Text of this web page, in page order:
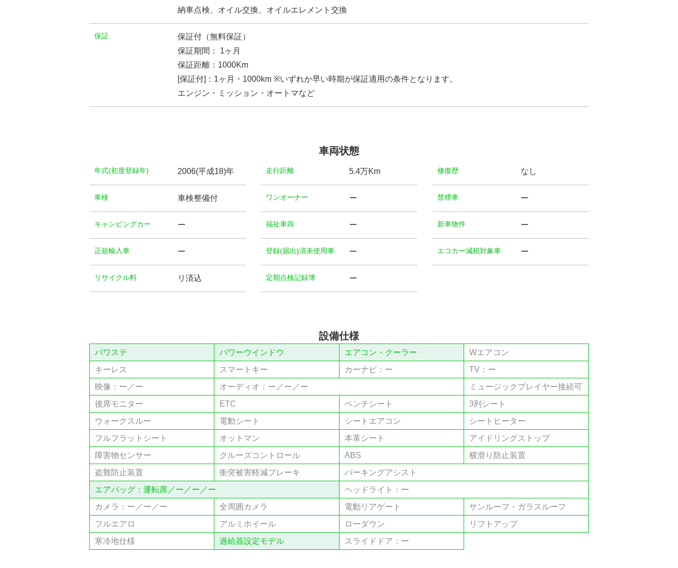
納車点検、オイル交換、オイルエレメント交換
保証
保証付（無料保証）
保証期間： 1ヶ月
保証距離：1000Km
[保証付]：1ヶ月・1000km ※いずれか早い時期が保証適用の条件となります。
エンジン・ミッション・オートマなど
車両状態
年式(初度登録年) 2006(平成18)年 ⾛⾏距離 5.4万Km 修復歴 なし
⾞検 車検整備付 ワンオーナー ー 禁煙⾞ ー
キャンピングカー ー 福祉⾞両 ー 新車物件 ー
正規輸入車 ー 登録(届出)済未使用車 ー エコカー減税対象車 ー
リサイクル料 リ済込 定期点検記録簿 ー
設備仕様
パワステ パワーウインドウ エアコン・クーラー
Wエアコン
キーレス
スマートキー カーナビ：ー
TV：ー
映像：ー／ー
オーディオ：ー／ー／ー
ミュージックプレイヤー接続可
後席モニター
ETC ベンチシート
3列シート
ウォークスルー
電動シート シートエアコン
シートヒーター
フルフラットシート
オットマン 本⾰シート
アイドリングストップ
障害物センサー
クルーズコントロール ABS
横滑り防止装置
盗難防止装置
衝突被害軽減ブレーキ
パーキングアシスト
エアバッグ：運転席／ー／ー／ー
ヘッドライト：ー
カメラ：ー／ー／ー
全周囲カメラ 電動リアゲート
サンルーフ・ガラスルーフ
フルエアロ
アルミホイール ローダウン
リフトアップ
寒冷地仕様
過給器設定モデル スライドドア：ー